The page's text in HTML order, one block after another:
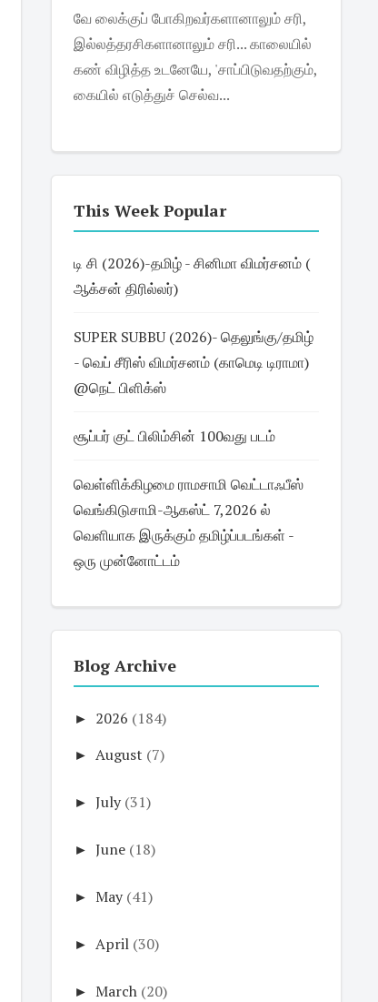
வே லைக்குப் போகிறவர்களானாலும் சரி,
இல்லத்தரசிகளானாலும் சரி... காலையில்
கண் விழித்த உடனேயே, 'சாப்பிடுவதற்கும்,
கையில் எடுத்துச் செல்வ...
This Week Popular
டி சி (2026)-தமிழ் - சினிமா விமர்சனம் (
ஆக்சன் திரில்லர்)
SUPER SUBBU (2026)- தெலுங்கு/தமிழ்
- வெப் சீரிஸ் விமர்சனம் (காமெடி டிராமா)
@நெட் பிளிக்ஸ்
சூப்பர் குட் பிலிம்சின் 100வது படம்
வெள்ளிக்கிழமை ராமசாமி வெட்டாஃபீஸ்
வெங்கிடுசாமி-ஆகஸ்ட் 7,2026 ல்
வெளியாக இருக்கும் தமிழ்ப்படங்கள் -
ஒரு முன்னோட்டம்
Blog Archive
► 2026 (184)
► August (7)
► July (31)
► June (18)
► May (41)
► April (30)
► March (20)